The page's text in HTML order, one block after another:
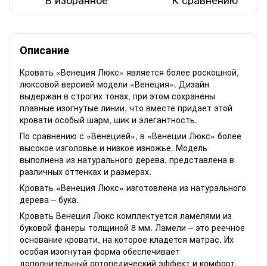
Описание
Кровать «Венеция Люкс» является более роскошной,
люксовой версией модели «Венеция». Дизайн
выдержан в строгих тонах, при этом сохранены
плавные изогнутые линии, что вместе придает этой
кровати особый шарм, шик и элегантность.
По сравнению с «Венецией», в «Венеции Люкс» более
высокое изголовье и низкое изножье. Модель
выполнена из натурального дерева, представлена в
различных оттенках и размерах.
Кровать «Венеция Люкс» изготовлена из натурального
дерева – бука.
Кровать Венеция Люкс комплектуется ламелями из
буковой фанеры толщиной 8 мм. Ламели – это реечное
основание кровати, на которое кладется матрас. Их
особая изогнутая форма обеспечивает
дополнительный ортопедический эффект и комфорт.